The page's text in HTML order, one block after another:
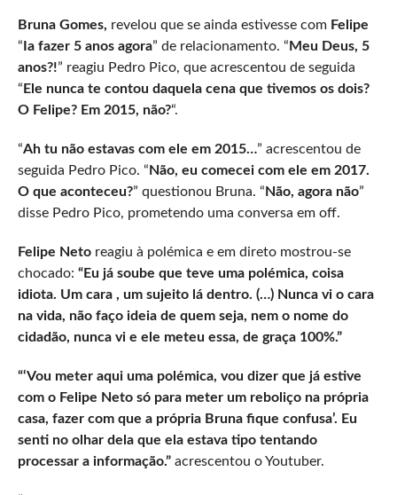
Bruna Gomes, revelou que se ainda estivesse com Felipe
“ Ia fazer 5 anos agora” de relacionamento. “ Meu Deus, 5
anos?!” reagiu Pedro Pico, que acrescentou de seguida
“ Ele nunca te contou daquela cena que tivemos os dois?
O Felipe? Em 2015, não?“.
“Ah tu não estavas com ele em 2015…” acrescentou de
seguida Pedro Pico. “ Não, eu comecei com ele em 2017.
O que aconteceu?” questionou Bruna. “ Não, agora não”
disse Pedro Pico, prometendo uma conversa em off.
Felipe Netoreagiu à polémica e em direto mostrou-se
chocado: “Eu já soube que teve uma polémica, coisa
idiota. Um cara , um sujeito lá dentro. (…) Nunca vi o cara
na vida, não faço ideia de quem seja, nem o nome do
cidadão, nunca vi e ele meteu essa, de graça 100%.”
“‘Vou meter aqui uma polémica, vou dizer que já estive
com o Felipe Neto só para meter um reboliço na própria
casa, fazer com que a própria Bruna fique confusa’. Eu
senti no olhar dela que ela estava tipo tentando
processar a informação.”acrescentou o Youtuber.